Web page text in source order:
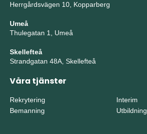
Herrgårdsvägen 10, Kopparberg
Umeå
Thulegatan 1, Umeå
Skellefteå
Strandgatan 48A, Skellefteå
Våra tjänster
Rekrytering
Bemanning
Interim
Utbildning